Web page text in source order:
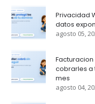
Privacidad
datos
agosto 05,
cobrarles a
mes
agosto 04,